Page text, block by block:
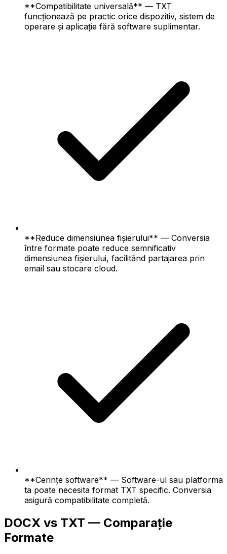
**Compatibilitate universală** — TXT
funcționează pe practic orice dispozitiv, sistem de
operare și aplicație fără software suplimentar.
**Reduce dimensiunea fișierului** — Conversia
între formate poate reduce semnificativ
dimensiunea fișierului, facilitând partajarea prin
email sau stocare cloud.
**Cerințe software** — Software-ul sau platforma
ta poate necesita format TXT specific. Conversia
asigură compatibilitate completă.
DOCX vs TXT — Comparație
Formate